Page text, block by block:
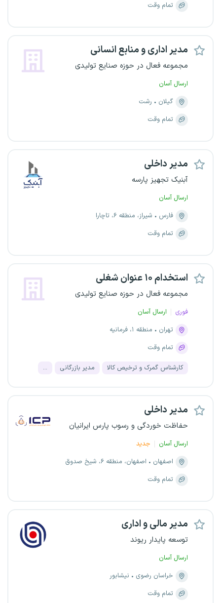
تمام وقت
مدیر اداری و منابع انسانی
مجموعه فعال در حوزه صنایع تولیدی
ارسال آسان
گیلان
رشت
تمام وقت
مدیر داخلی
آبنیک تجهیز پارسه
ارسال آسان
فارس
شیراز، منطقه ۶، تاچارا
تمام وقت
استخدام ۱۰ عنوان شغلی
مجموعه فعال در حوزه صنایع تولیدی
فوری
ارسال آسان
تهران
منطقه ۱، فرمانیه
تمام وقت
کارشناس گمرک و ترخیص کالا مدیر بازرگانی ...
مدیر داخلی
حفاظت خوردگی و رسوب پارس ایرانیان
ارسال آسان
جدید
اصفهان
اصفهان، منطقه ۶، شیخ صدوق
تمام وقت
مدیر مالی و اداری
توسعه پایدار ریوند
ارسال آسان
خراسان رضوی
نیشابور
تمام وقت